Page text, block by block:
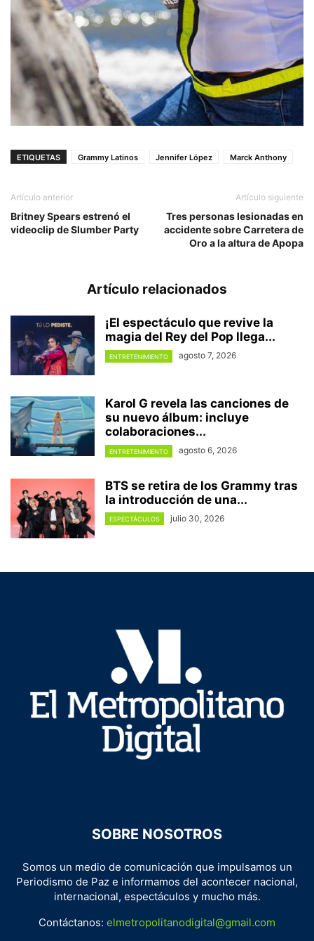
ETIQUETAS Grammy Latinos Jennifer López Marck Anthony
Artículo anterior
Britney Spears estrenó el
videoclip de Slumber Party
Artículo siguiente
Tres personas lesionadas en
accidente sobre Carretera de
Oro a la altura de Apopa
Artículo relacionados
¡El espectáculo que revive la
magia del Rey del Pop llega...
ENTRETENIMIENTO agosto 7, 2026
Karol G revela las canciones de
su nuevo álbum: incluye
colaboraciones...
ENTRETENIMIENTO agosto 6, 2026
BTS se retira de los Grammy tras
la introducción de una...
ESPECTÁCULOS julio 30, 2026
SOBRE NOSOTROS
Somos un medio de comunicación que impulsamos un
Periodismo de Paz e informamos del acontecer nacional,
internacional, espectáculos y mucho más.
Contáctanos: elmetropolitanodigital@gmail.com